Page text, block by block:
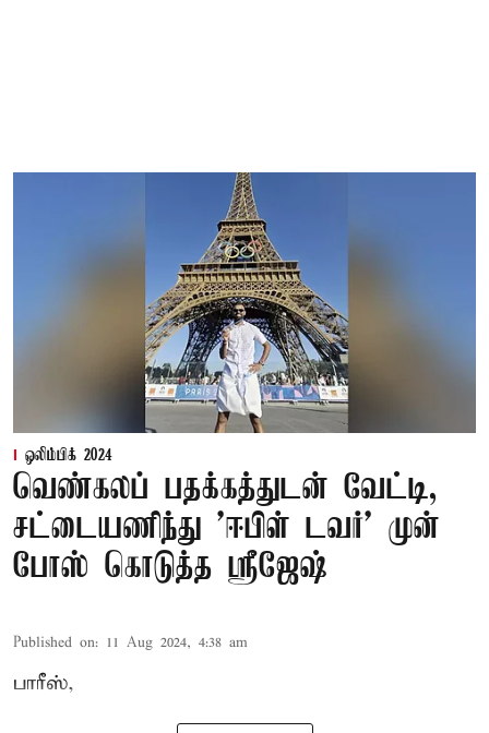
ஒலிம்பிக் 2024
வெண்கலப் பதக்கத்துடன் வேட்டி,
சட்டையணிந்து 'ஈபிள் டவர்' முன்
போஸ் கொடுத்த ஸ்ரீஜேஷ்
Published on: 11 Aug 2024, 4:38 am
பாரீஸ்,